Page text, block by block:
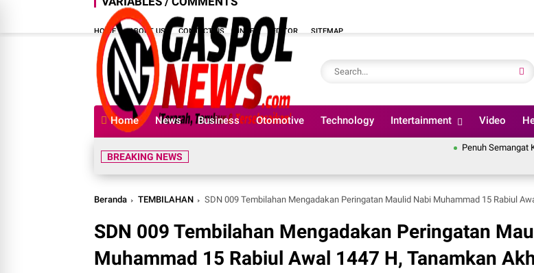
HOME ABOUT US CONTACT US INDEX EDITOR SITEMAP
Home News Business Otomotive Technology Intertainment Video
BREAKING NEWS
Penuh Semangat
Beranda TEMBILAHAN SDN 009 Tembilahan Mengadakan Peringatan Maulid Nabi Muhammad 15 Rabiul Awal 1447 H, Tanamkan Akhlak Mulia dan Juga Kecintaan
SDN 009 Tembilahan Mengadakan Peringatan
Muhammad 15 Rabiul Awal 1447 H, Tanamkan